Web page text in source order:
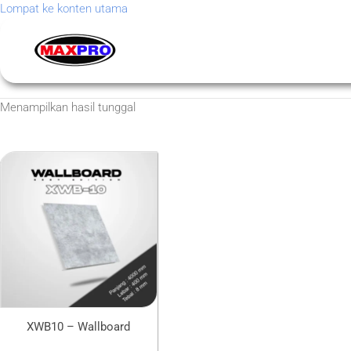
Lompat ke konten utama
Menampilkan hasil tunggal
XWB10 – Wallboard